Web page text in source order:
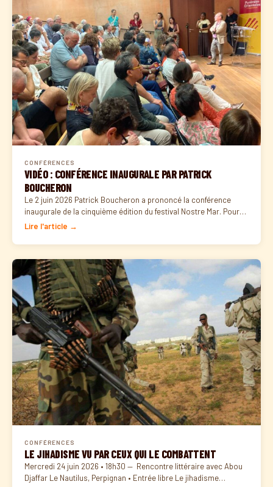
CONFÉRENCES
VIDÉO : CONFÉRENCE INAUGURALE PAR PATRICK
BOUCHERON
Le 2 juin 2026 Patrick Boucheron a prononcé la conférence
inaugurale de la cinquième édition du festival Nostre Mar. Pour…
Lire l'article →
CONFÉRENCES
LE JIHADISME VU PAR CEUX QUI LE COMBATTENT
Mercredi 24 juin 2026 • 18h30 — Rencontre littéraire avec Abou
Djaffar Le Nautilus, Perpignan • Entrée libre Le jihadisme…